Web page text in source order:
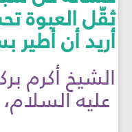
ثقّل العبوة
أريد أن أطير
الشيخ أكرم
عليه السلام،